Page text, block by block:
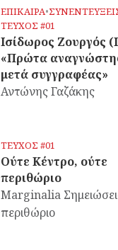
ΕΠΙΚΑΙΡΑ•
ΤΕΥΧΟΣ #01
Ισίδωρος Ζουργός
«Πρώτα
μετά συγγραφέας»
Αντώνης Γαζάκης
ΤΕΥΧΟΣ #01
Ούτε Κέντρο, ούτε
περιθώριο
Marginalia
περιθώριο